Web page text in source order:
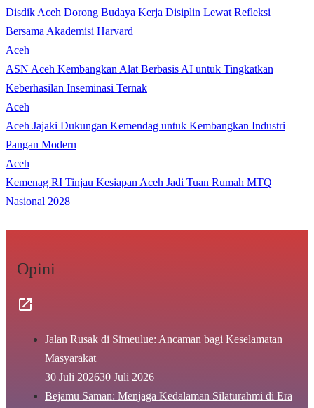
Disdik Aceh Dorong Budaya Kerja Disiplin Lewat Refleksi
Bersama Akademisi Harvard
Aceh
ASN Aceh Kembangkan Alat Berbasis AI untuk Tingkatkan
Keberhasilan Inseminasi Ternak
Aceh
Aceh Jajaki Dukungan Kemendag untuk Kembangkan Industri
Pangan Modern
Aceh
Kemenag RI Tinjau Kesiapan Aceh Jadi Tuan Rumah MTQ
Nasional 2028
Opini
Jalan Rusak di Simeulue: Ancaman bagi Keselamatan
Masyarakat
30 Juli 202630 Juli 2026
Bejamu Saman: Menjaga Kedalaman Silaturahmi di Era